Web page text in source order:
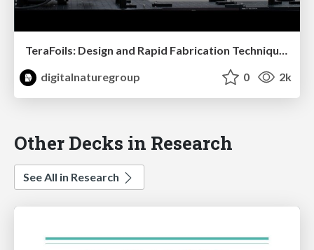
TeraFoils: Design and Rapid Fabrication Techniques for Binary Holographic Structures in the Terahertz Region - SIGGRAPH 2021 Poster
digitalnaturegroup
0 2k
Other Decks in Research
See All in Research